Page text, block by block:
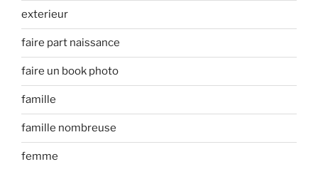
exterieur
faire part naissance
faire un book photo
famille
famille nombreuse
femme